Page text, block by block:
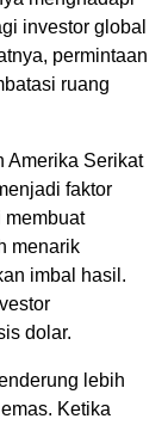
investor global
permintaan
ruang
Amerika Serikat
faktor
membuat
menarik
imbal hasil.
dolar.
lebih
Ketika